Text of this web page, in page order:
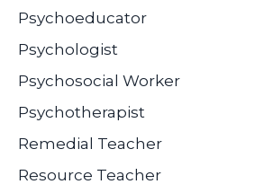
Psychoeducator
Psychologist
Psychosocial Worker
Psychotherapist
Remedial Teacher
Resource Teacher